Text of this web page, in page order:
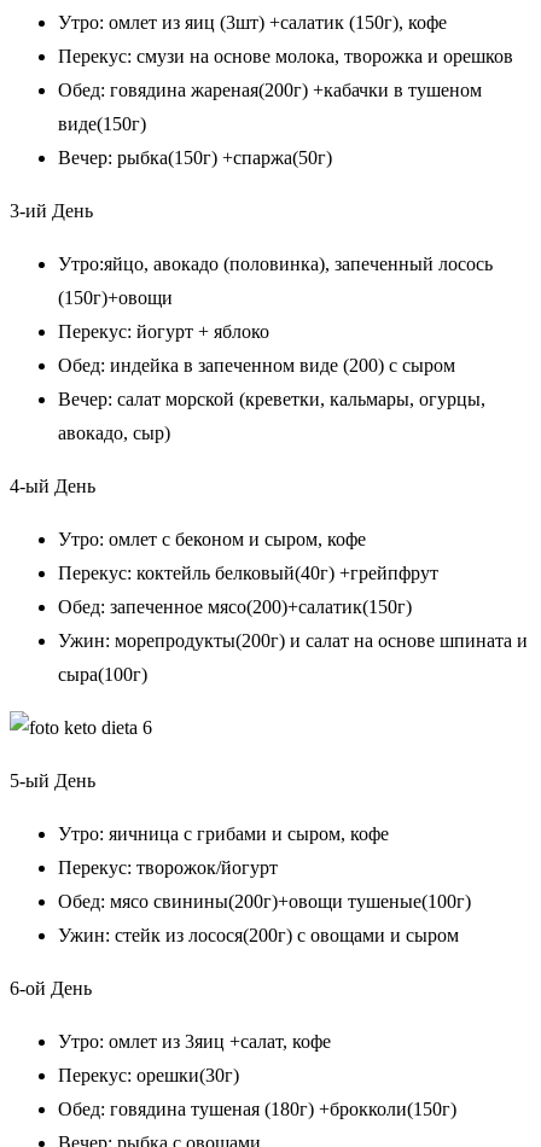
Утро: омлет из яиц (3шт) +салатик (150г), кофе
Перекус: смузи на основе молока, творожка и орешков
Обед: говядина жареная(200г) +кабачки в тушеном
виде(150г)
Вечер: рыбка(150г) +спаржа(50г)
3-ий День
Утро:яйцо, авокадо (половинка), запеченный лосось
(150г)+овощи
Перекус: йогурт + яблоко
Обед: индейка в запеченном виде (200) с сыром
Вечер: салат морской (креветки, кальмары, огурцы,
авокадо, сыр)
4-ый День
Утро: омлет с беконом и сыром, кофе
Перекус: коктейль белковый(40г) +грейпфрут
Обед: запеченное мясо(200)+салатик(150г)
Ужин: морепродукты(200г) и салат на основе шпината и
сыра(100г)
5-ый День
Утро: яичница с грибами и сыром, кофе
Перекус: творожок/йогурт
Обед: мясо свинины(200г)+овощи тушеные(100г)
Ужин: стейк из лосося(200г) с овощами и сыром
6-ой День
Утро: омлет из 3яиц +салат, кофе
Перекус: орешки(30г)
Обед: говядина тушеная (180г) +брокколи(150г)
Вечер: рыбка с овощами